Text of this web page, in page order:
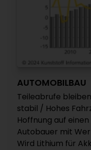
AUTOMOBILBAU
Teileabrufe
stabil / Hohes
Hoffnung auf
Autobauer mit
Wird Lithium für